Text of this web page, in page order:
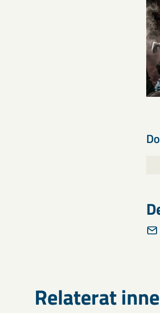
Relaterat